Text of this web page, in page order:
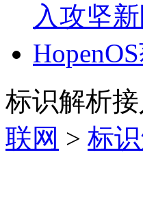
入攻坚
标识解析接
联网 > 标